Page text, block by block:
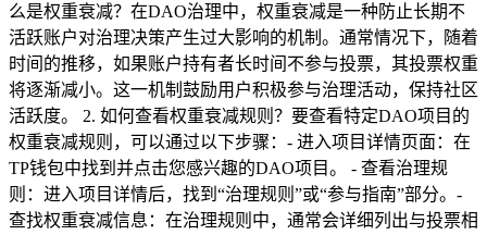
么是权重衰减？在DAO治理中，权重衰减是一种防止长期不
活跃账户对治理决策产生过大影响的机制。通常情况下，随着
时间的推移，如果账户持有者长时间不参与投票，其投票权重
将逐渐减小。这一机制鼓励用户积极参与治理活动，保持社区
活跃度。 2. 如何查看权重衰减规则？要查看特定DAO项目的
权重衰减规则，可以通过以下步骤：- 进入项目详情页面：在
TP钱包中找到并点击您感兴趣的DAO项目。 - 查看治理规
则：进入项目详情后，找到“治理规则”或“参与指南”部分。-
查找权重衰减信息：在治理规则中，通常会详细列出与投票相